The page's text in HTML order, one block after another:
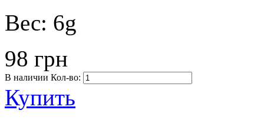
Вес: 6g
98 грн
В наличии Кол-во:
Купить